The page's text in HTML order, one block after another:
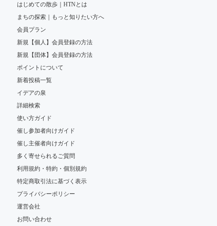
はじめての散歩｜HTNとは
まちの探索｜もっと知りたい方へ
会員プラン
新規【個人】会員登録の方法
新規【団体】会員登録の方法
ポイントについて
新着投稿一覧
イデアの泉
詳細検索
使い方ガイド
催し参加者向けガイド
催し主催者向けガイド
多く寄せられるご質問
利用規約・特約・個別規約
特定商取引法に基づく表示
プライバシーポリシー
運営会社
お問い合わせ